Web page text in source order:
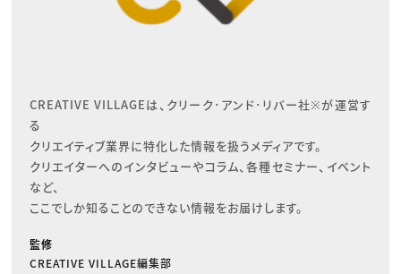
CREATIVE VILLAGEは、クリーク･アンド･リバー社※が運営す
る
クリエイティブ業界に特化した情報を扱うメディアです。
クリエイターへのインタビューやコラム、各種セミナー、イベント
など、
ここでしか知ることのできない情報をお届けします。
監修
CREATIVE VILLAGE編集部